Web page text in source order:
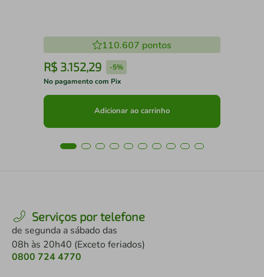
110.607 pontos
R$ 3.152,29 -5%
No pagamento com Pix
Adicionar ao carrinho
Serviços por telefone
de segunda a sábado das
08h às 20h40 (Exceto feriados)
0800 724 4770